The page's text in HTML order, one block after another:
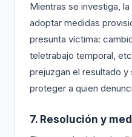
Mientras se investiga,
adoptar medidas
presunta víctima:
teletrabajo temporal,
prejuzgan el resultado
proteger a quien
7. Resolución y